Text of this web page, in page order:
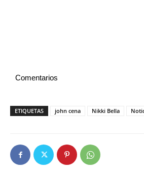
Comentarios
ETIQUETAS john cena Nikki Bella